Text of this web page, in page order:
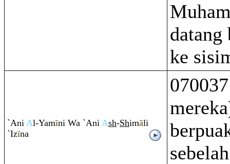
datang
ke
`Ani Al-Yamīni Wa `Ani Ash-Shimāli
`Izīna